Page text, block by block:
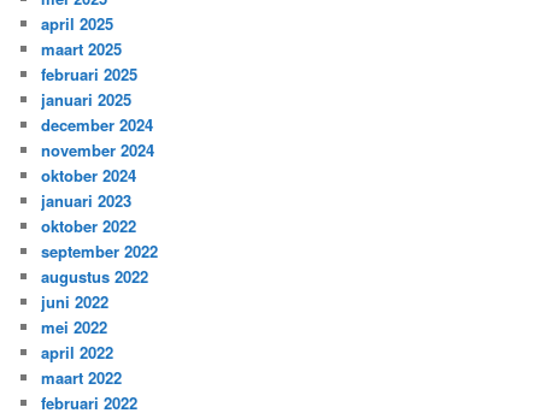
april 2025
maart 2025
februari 2025
januari 2025
december 2024
november 2024
oktober 2024
januari 2023
oktober 2022
september 2022
augustus 2022
juni 2022
mei 2022
april 2022
maart 2022
februari 2022